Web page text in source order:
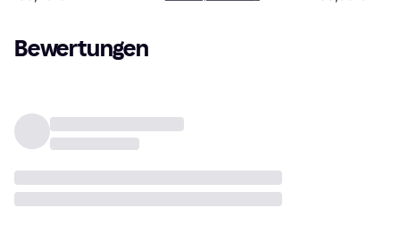
Bewertungen